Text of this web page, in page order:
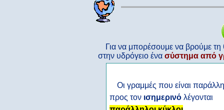
Για να μπορέσουμε να βρούμε
στην υδρόγειο ένα σύστημα από
Οι γραμμές που είναι
προς τον ισημερινόλέγονται